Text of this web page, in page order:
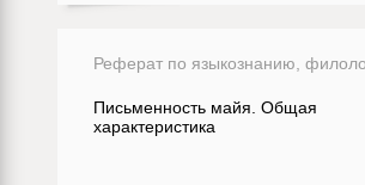
Реферат по языкознанию,
Письменность майя. Общая
характеристика